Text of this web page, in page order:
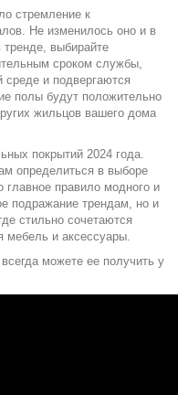
стремление к
Не изменилось оно и в
выбирайте
сроком службы,
и подвергаются
полы будут положительно
жильцов вашего дома
покрытий 2024 года.
определиться в выборе
правило модного и
подражание трендам, но и
стильно сочетаются
мебель и аксессуары.
можете ее получить у